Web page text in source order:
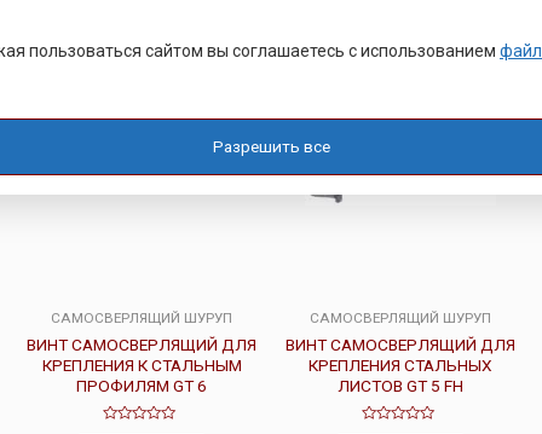
САМОСВЕРЛЯЩИЙ ШУРУП
ВИНТ САМОСВЕРЛЯЩИЙ ДЛЯ
КРЕПЛЕНИЯ К СТАЛЬНЫМ
ПРОФИЛЯМ GT 6
САМОСВЕРЛЯЩИЙ ШУРУП
ВИНТ САМОСВЕРЛЯЩИЙ ДЛЯ
КРЕПЛЕНИЯ СТАЛЬНЫХ
ЛИСТОВ GT 5 FH
пользоваться сайтом вы соглашаетесь с использованием
Разрешить все